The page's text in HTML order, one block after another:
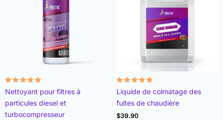
Note
4.96
sur 5
Nettoyant pour filtres à
particules diesel et
turbocompresseur
Note
4.89
sur 5
Liquide de colmatage des
fuites de chaudière
$39.90